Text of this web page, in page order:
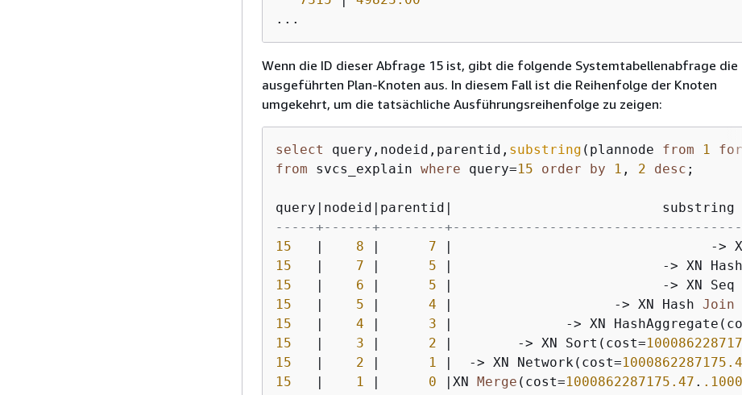
...
Wenn die ID dieser Abfrage 15 ist, gibt die folgende Systemtabellenabfrage die
ausgeführten Plan-Knoten aus. In diesem Fall ist die Reihenfolge der Knoten
umgekehrt, um die tatsächliche Ausführungsreihenfolge zu zeigen:
select query,nodeid,parentid, substring (plannode from 1 for
from svcs_explain where query=15 order by 1 , 2 desc ;
query | nodeid | parentid |
-----+------+--------
15
| 8 | 7 | ->
15
| 7 | 5 | -> XN
15
| 6 | 5 | -> XN Seq
15
| 5 | 4 | -> XN Hash Join
15
| 4 | 3 | -> XN
15
| 3 | 2 | -> XN Sort(cost=
15
| 2 | 1 | -> XN Network(cost=
15
| 1 | 0 | XN Merge (cost=1000862287175.47 .